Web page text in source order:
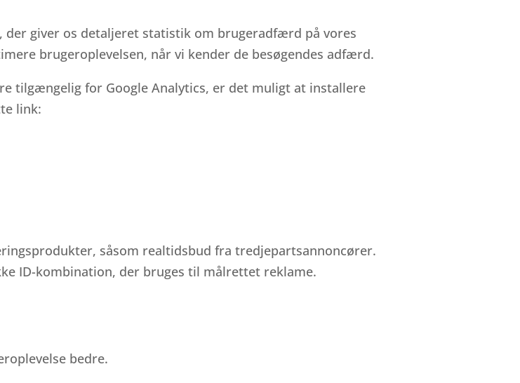
giver os detaljeret statistik om brugeradfærd på vores
brugeroplevelsen, når vi kender de besøgendes adfærd.
tilgængelig for Google Analytics, er det muligt at installere
link:
såsom realtidsbud fra tredjepartsannoncører.
ID-kombination, der bruges til målrettet reklame.
bedre.